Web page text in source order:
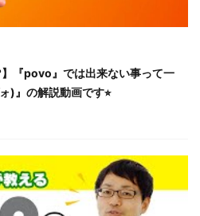
】『povo』では出来ない事って一
)』の解説動画です⭐︎